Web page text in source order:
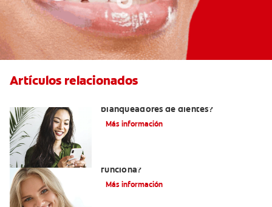
Artículos relacionados
blanqueadores de dientes?
Más información
funciona?
Más información